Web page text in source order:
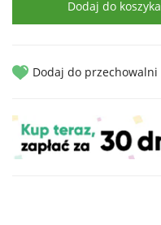
Dodaj do koszyka
Dodaj do przechowalni